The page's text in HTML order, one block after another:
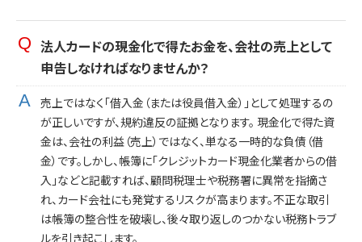
法人カードの現金化で得たお金を、会社の売上として
申告しなければなりませんか？
売上ではなく「借入金（または役員借入金）」として処理するの
が正しいですが、規約違反の証拠となります。 現金化で得た資
金は、会社の利益（売上）ではなく、単なる一時的な負債（借
金）です。しかし、帳簿に「クレジットカード現金化業者からの借
入」などと記載すれば、顧問税理士や税務署に異常を指摘さ
れ、カード会社にも発覚するリスクが高まります。不正な取引
は帳簿の整合性を破壊し、後々取り返しのつかない税務トラブ
ルを引き起こします。